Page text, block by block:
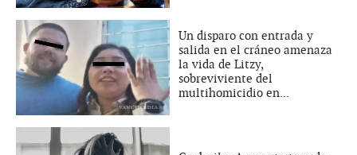
Un disparo con entrada y
salida en el cráneo amenaza
la vida de Litzy,
sobreviviente del
multihomicidio en...